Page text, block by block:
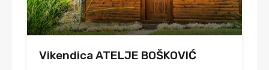
Vikendica ATELJE BOŠKOVIĆ